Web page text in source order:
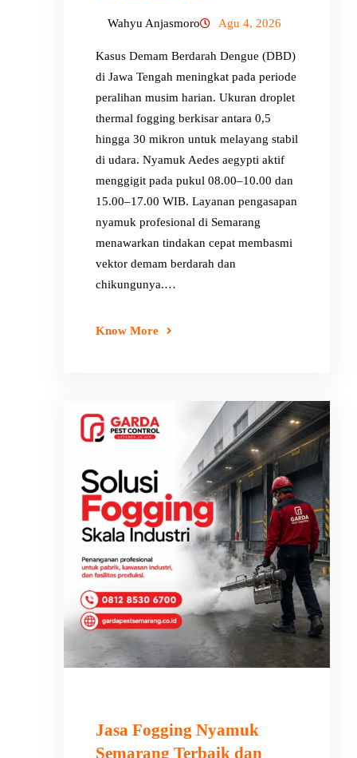
Wahyu Anjasmoro Agu 4, 2026
Kasus Demam Berdarah Dengue (DBD)
di Jawa Tengah meningkat pada periode
peralihan musim harian. Ukuran droplet
thermal fogging berkisar antara 0,5
hingga 30 mikron untuk melayang stabil
di udara. Nyamuk Aedes aegypti aktif
menggigit pada pukul 08.00–10.00 dan
15.00–17.00 WIB. Layanan pengasapan
nyamuk profesional di Semarang
menawarkan tindakan cepat membasmi
vektor demam berdarah dan
chikungunya.…
Know More
Jasa Fogging Nyamuk
Semarang Terbaik dan